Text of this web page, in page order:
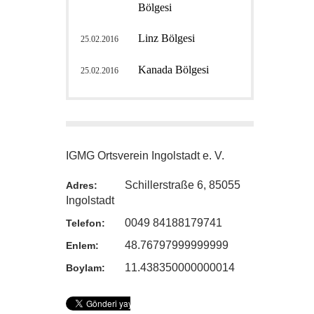
Bölgesi
25.02.2016 Linz Bölgesi
25.02.2016 Kanada Bölgesi
IGMG Ortsverein Ingolstadt e. V.
Adres:
Schillerstraße 6, 85055
Ingolstadt
Telefon: 0049 84188179741
Enlem: 48.76797999999999
Boylam: 11.438350000000014